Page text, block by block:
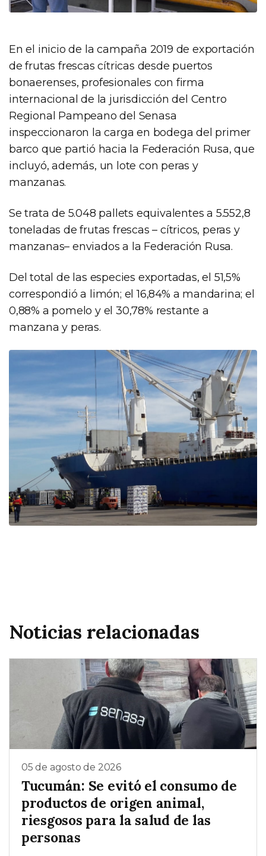
En el inicio de la campaña 2019 de exportación
de frutas frescas cítricas desde puertos
bonaerenses, profesionales con firma
internacional de la jurisdicción del Centro
Regional Pampeano del Senasa
inspeccionaron la carga en bodega del primer
barco que partió hacia la Federación Rusa, que
incluyó, además, un lote con peras y
manzanas.
Se trata de 5.048 pallets equivalentes a 5.552,8
toneladas de frutas frescas – cítricos, peras y
manzanas– enviados a la Federación Rusa.
Del total de las especies exportadas, el 51,5%
correspondió a limón; el 16,84% a mandarina; el
0,88% a pomelo y el 30,78% restante a
manzana y peras.
Noticias relacionadas
05 de agosto de 2026
Tucumán: Se evitó el consumo de
productos de origen animal,
riesgosos para la salud de las
personas